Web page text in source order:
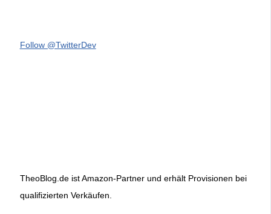
Follow @TwitterDev
TheoBlog.de ist Amazon-Partner und erhält Provisionen bei
qualifizierten Verkäufen.